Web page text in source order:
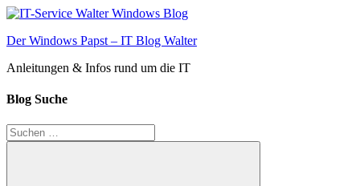
Zum
springen
Der Windows Papst – IT Blog Walter
Anleitungen & Infos rund um die IT
Blog Suche
Suchen
nach: